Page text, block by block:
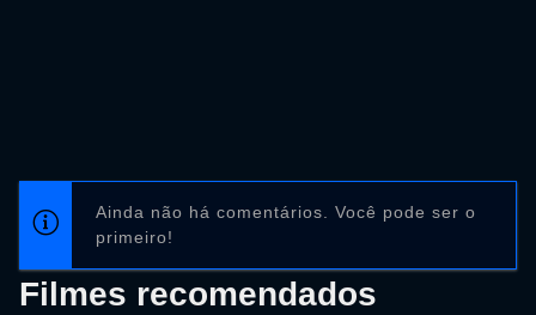
Ainda não há comentários. Você pode ser o
primeiro!
Filmes recomendados